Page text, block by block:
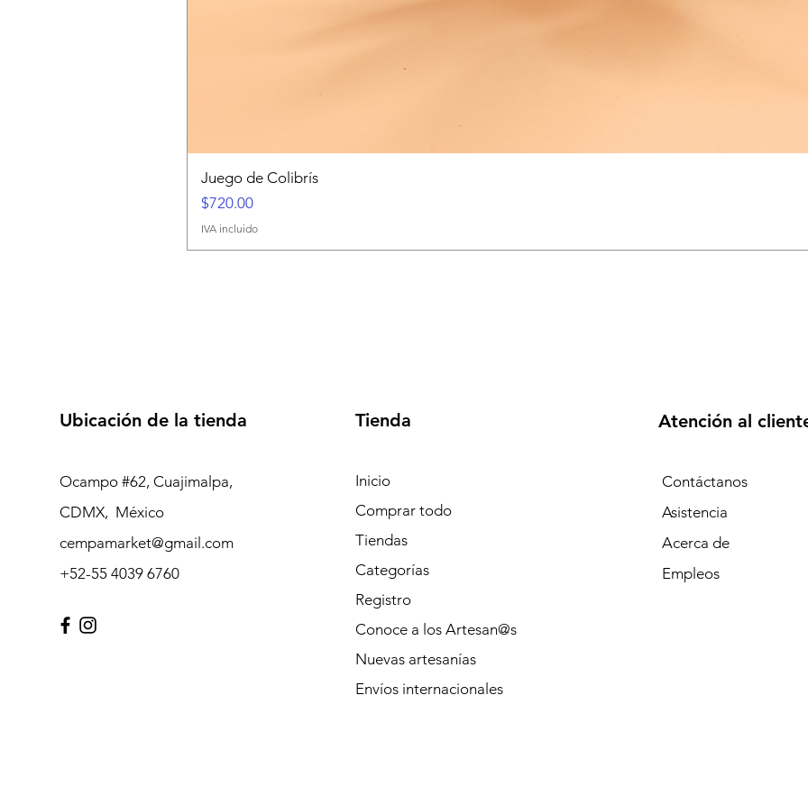
Juego de Colibrís
Precio
$720.00
IVA incluido
Ubicación de la tienda
Ocampo #62, Cuajimalpa,
CDMX, México
cempamarket@gmail.com
+52-55 4039 6760
Tienda
Inicio
Comprar todo
Tiendas
Categorías
Registro
Conoce a los Artesan@s
Nuevas artesanías
Envíos internacionales
Atención al
Contáctanos
Asistencia
Acerca de
Empleos